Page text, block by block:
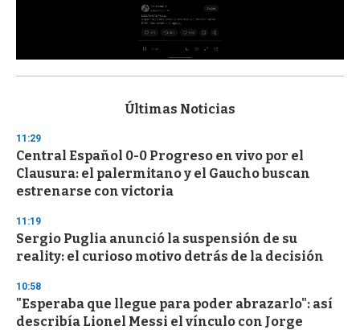
s
d
s
o
f
3
s
e
c
o
d
s
Últimas Noticias
11:29
Central Español 0-0 Progreso en vivo por el
Clausura: el palermitano y el Gaucho buscan
estrenarse con victoria
11:19
Sergio Puglia anunció la suspensión de su
reality: el curioso motivo detrás de la decisión
10:58
"Esperaba que llegue para poder abrazarlo": así
describía Lionel Messi el vínculo con Jorge